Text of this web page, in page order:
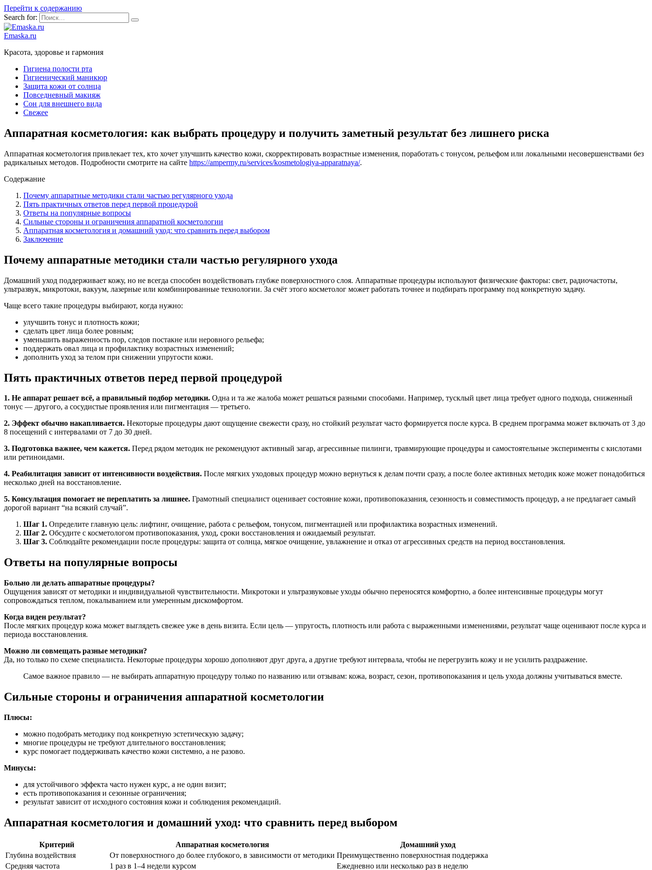
Перейти к содержанию
Search for:
Emaska.ru
Красота, здоровье и гармония
Гигиена полости рта
Гигиенический маникюр
Защита кожи от солнца
Повседневный макияж
Сон для внешнего вида
Свежее
Аппаратная косметология: как выбрать процедуру и получить заметный результат без лишнего риска
Аппаратная косметология привлекает тех, кто хочет улучшить качество кожи, скорректировать возрастные изменения, поработать с тонусом, рельефом или локальными несовершенствами без
радикальных методов. Подробности смотрите на сайте https://ampermy.ru/services/kosmetologiya-apparatnaya/.
Содержание
Почему аппаратные методики стали частью регулярного ухода
Пять практичных ответов перед первой процедурой
Ответы на популярные вопросы
Сильные стороны и ограничения аппаратной косметологии
Аппаратная косметология и домашний уход: что сравнить перед выбором
Заключение
Почему аппаратные методики стали частью регулярного ухода
Домашний уход поддерживает кожу, но не всегда способен воздействовать глубже поверхностного слоя. Аппаратные процедуры используют физические факторы: свет, радиочастоты,
ультразвук, микротоки, вакуум, лазерные или комбинированные технологии. За счёт этого косметолог может работать точнее и подбирать программу под конкретную задачу.
Чаще всего такие процедуры выбирают, когда нужно:
улучшить тонус и плотность кожи;
сделать цвет лица более ровным;
уменьшить выраженность пор, следов постакне или неровного рельефа;
поддержать овал лица и профилактику возрастных изменений;
дополнить уход за телом при снижении упругости кожи.
Пять практичных ответов перед первой процедурой
1. Не аппарат решает всё, а правильный подбор методики. Одна и та же жалоба может решаться разными способами. Например, тусклый цвет лица требует одного подхода, сниженный
тонус — другого, а сосудистые проявления или пигментация — третьего.
2. Эффект обычно накапливается. Некоторые процедуры дают ощущение свежести сразу, но стойкий результат часто формируется после курса. В среднем программа может включать от 3 до
8 посещений с интервалами от 7 до 30 дней.
3. Подготовка важнее, чем кажется. Перед рядом методик не рекомендуют активный загар, агрессивные пилинги, травмирующие процедуры и самостоятельные эксперименты с кислотами
или ретиноидами.
4. Реабилитация зависит от интенсивности воздействия. После мягких уходовых процедур можно вернуться к делам почти сразу, а после более активных методик коже может понадобиться
несколько дней на восстановление.
5. Консультация помогает не переплатить за лишнее. Грамотный специалист оценивает состояние кожи, противопоказания, сезонность и совместимость процедур, а не предлагает самый
дорогой вариант “на всякий случай”.
Шаг 1. Определите главную цель: лифтинг, очищение, работа с рельефом, тонусом, пигментацией или профилактика возрастных изменений.
Шаг 2. Обсудите с косметологом противопоказания, уход, сроки восстановления и ожидаемый результат.
Шаг 3. Соблюдайте рекомендации после процедуры: защита от солнца, мягкое очищение, увлажнение и отказ от агрессивных средств на период восстановления.
Ответы на популярные вопросы
Больно ли делать аппаратные процедуры?
Ощущения зависят от методики и индивидуальной чувствительности. Микротоки и ультразвуковые уходы обычно переносятся комфортно, а более интенсивные процедуры могут
сопровождаться теплом, покалыванием или умеренным дискомфортом.
Когда виден результат?
После мягких процедур кожа может выглядеть свежее уже в день визита. Если цель — упругость, плотность или работа с выраженными изменениями, результат чаще оценивают после курса и
периода восстановления.
Можно ли совмещать разные методики?
Да, но только по схеме специалиста. Некоторые процедуры хорошо дополняют друг друга, а другие требуют интервала, чтобы не перегрузить кожу и не усилить раздражение.
Самое важное правило — не выбирать аппаратную процедуру только по названию или отзывам: кожа, возраст, сезон, противопоказания и цель ухода должны учитываться вместе.
Сильные стороны и ограничения аппаратной косметологии
Плюсы:
можно подобрать методику под конкретную эстетическую задачу;
многие процедуры не требуют длительного восстановления;
курс помогает поддерживать качество кожи системно, а не разово.
Минусы:
для устойчивого эффекта часто нужен курс, а не один визит;
есть противопоказания и сезонные ограничения;
результат зависит от исходного состояния кожи и соблюдения рекомендаций.
Аппаратная косметология и домашний уход: что сравнить перед выбором
Критерий Аппаратная косметология
Домашний уход
Глубина воздействия
От поверхностного до более глубокого, в зависимости от методики Преимущественно поверхностная поддержка
Средняя частота
1 раз в 1–4 недели курсом Ежедневно или несколько раз в неделю